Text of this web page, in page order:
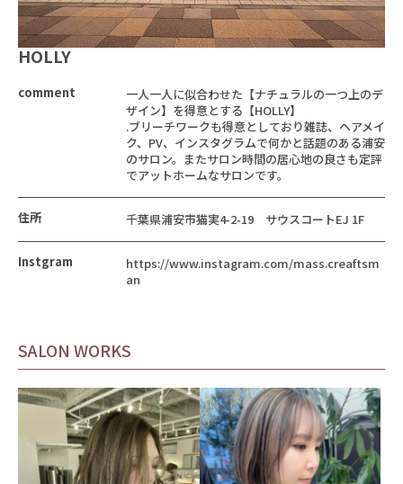
HOLLY
comment
一人一人に似合わせた【ナチュラルの一つ上のデ
ザイン】を得意とする【HOLLY】
.ブリーチワークも得意としており雑誌、ヘアメイ
ク、PV、インスタグラムで何かと話題のある浦安
のサロン。またサロン時間の居心地の良さも定評
でアットホームなサロンです。
住所 千葉県浦安市猫実4-2-19 サウスコートEJ 1F
Instgram
https://www.instagram.com/mass.creaftsm
an
SALON WORKS